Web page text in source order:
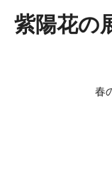
紫陽花の
春